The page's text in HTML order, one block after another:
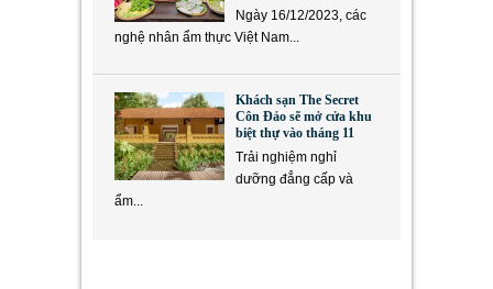
Ngày 16/12/2023, các
nghệ nhân ẩm thực Việt Nam...
Khách sạn The Secret
Côn Đảo sẽ mở cửa khu
biệt thự vào tháng 11
Trải nghiệm nghỉ
dưỡng đẳng cấp và
ẩm...